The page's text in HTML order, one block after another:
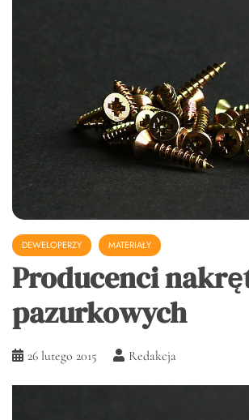
DEWELOPERZY MATERIAŁY
Producenci
pazurkowych
26 lutego 2015 Redakcja